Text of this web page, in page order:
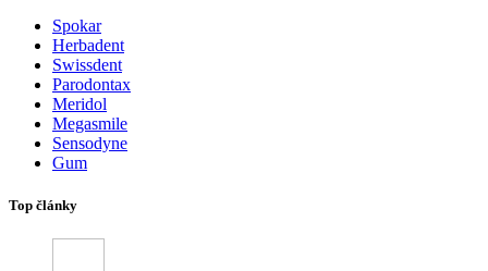
Spokar
Herbadent
Swissdent
Parodontax
Meridol
Megasmile
Sensodyne
Gum
Top články